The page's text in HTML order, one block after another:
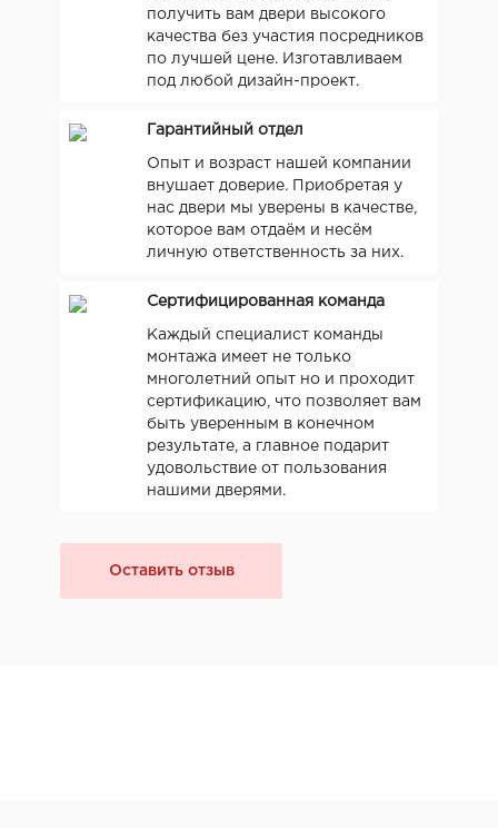
получить вам двери высокого
качества без участия посредников
по лучшей цене. Изготавливаем
под любой дизайн-проект.
Гарантийный отдел
Опыт и возраст нашей компании
внушает доверие. Приобретая у
нас двери мы уверены в качестве,
которое вам отдаём и несём
личную ответственность за них.
Сертифицированная команда
Каждый специалист команды
монтажа имеет не только
многолетний опыт но и проходит
сертификацию, что позволяет вам
быть уверенным в конечном
результате, а главное подарит
удовольствие от пользования
нашими дверями.
Оставить отзыв